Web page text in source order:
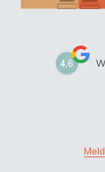
4,6